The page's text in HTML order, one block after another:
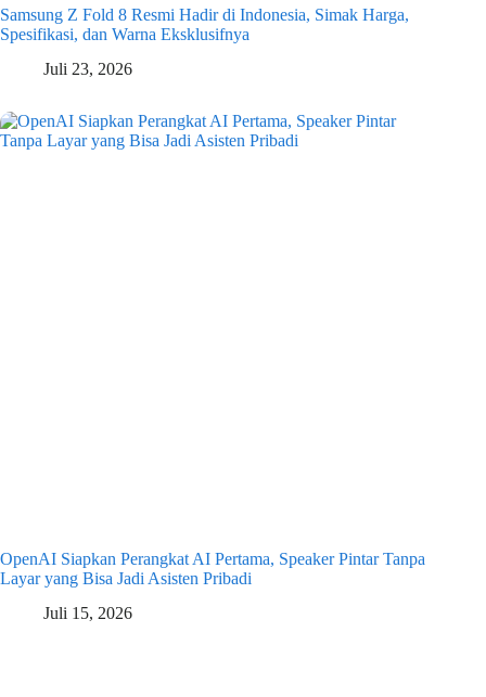
Samsung Z Fold 8 Resmi Hadir di Indonesia, Simak Harga,
Spesifikasi, dan Warna Eksklusifnya
Juli 23, 2026
OpenAI Siapkan Perangkat AI Pertama, Speaker Pintar Tanpa
Layar yang Bisa Jadi Asisten Pribadi
Juli 15, 2026